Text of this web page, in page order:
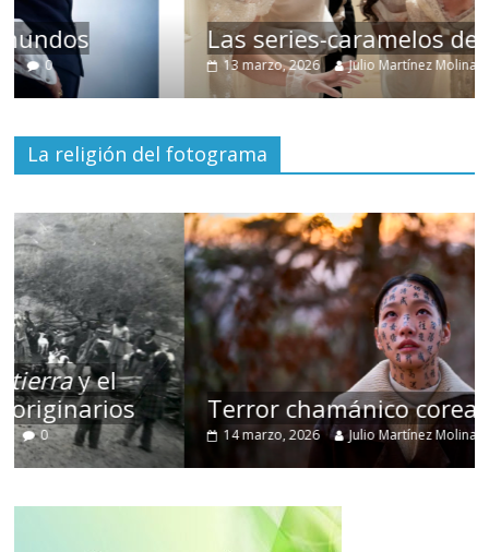
Las series-caramelos de Shondaland
13 marzo, 2026 Julio Martínez Molina 0
La religión del fotograma
Terror chamánico coreano
14 marzo, 2026 Julio Martínez Molina 0